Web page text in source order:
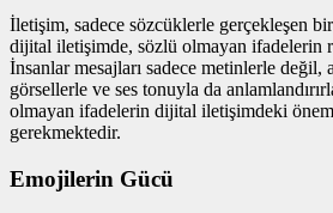
İletişim, sadece sözcüklerle gerçekleşen
dijital iletişimde, sözlü olmayan ifadelerin
İnsanlar mesajları sadece metinlerle değil,
görsellerle ve ses tonuyla da
olmayan ifadelerin dijital iletişimdeki
gerekmektedir.
Emojilerin Gücü